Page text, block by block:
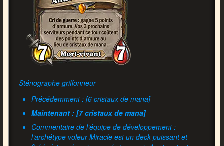
Sténographe griffonneur
Précédemment : [6 cristaux de mana]
Maintenant : [7 cristaux de mana]
Commentaire de l’équipe de développement :
l’archétype voleur Miracle est un deck puissant et